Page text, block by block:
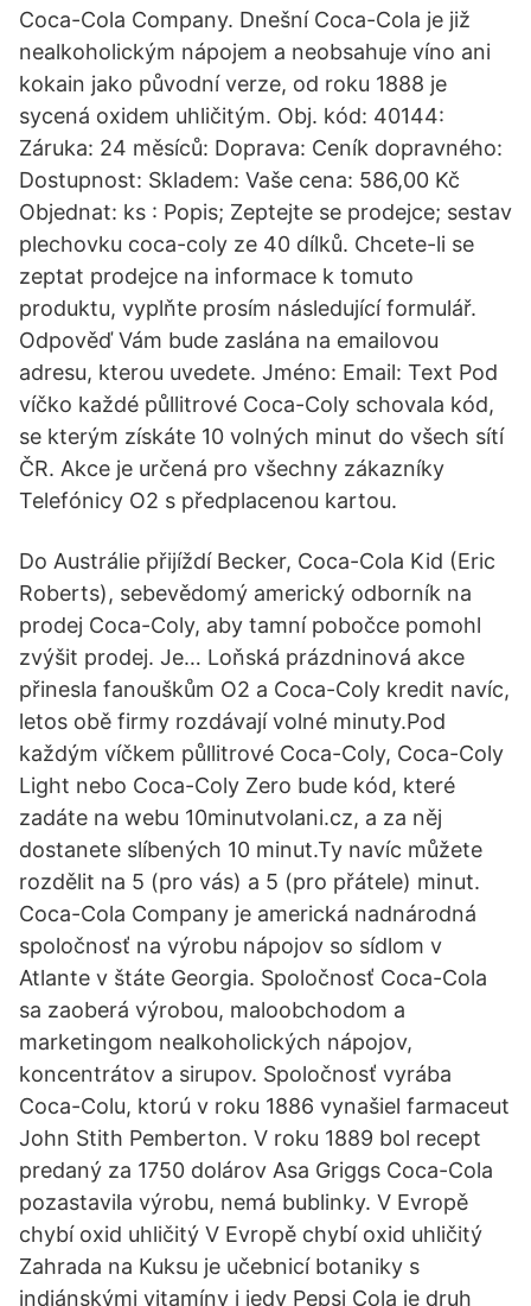
Coca-Cola Company. Dnešní Coca-Cola je již
nealkoholickým nápojem a neobsahuje víno ani
kokain jako původní verze, od roku 1888 je
sycená oxidem uhličitým. Obj. kód: 40144:
Záruka: 24 měsíců: Doprava: Ceník dopravného:
Dostupnost: Skladem: Vaše cena: 586,00 Kč
Objednat: ks : Popis; Zeptejte se prodejce; sestav
plechovku coca-coly ze 40 dílků. Chcete-li se
zeptat prodejce na informace k tomuto
produktu, vyplňte prosím následující formulář.
Odpověď Vám bude zaslána na emailovou
adresu, kterou uvedete. Jméno: Email: Text Pod
víčko každé půllitrové Coca-Coly schovala kód,
se kterým získáte 10 volných minut do všech sítí
ČR. Akce je určená pro všechny zákazníky
Telefónicy O2 s předplacenou kartou.
Do Austrálie přijíždí Becker, Coca-Cola Kid (Eric
Roberts), sebevědomý americký odborník na
prodej Coca-Coly, aby tamní pobočce pomohl
zvýšit prodej. Je… Loňská prázdninová akce
přinesla fanouškům O2 a Coca-Coly kredit navíc,
letos obě firmy rozdávají volné minuty.Pod
každým víčkem půllitrové Coca-Coly, Coca-Coly
Light nebo Coca-Coly Zero bude kód, které
zadáte na webu 10minutvolani.cz, a za něj
dostanete slíbených 10 minut.Ty navíc můžete
rozdělit na 5 (pro vás) a 5 (pro přátele) minut.
Coca-Cola Company je americká nadnárodná
spoločnosť na výrobu nápojov so sídlom v
Atlante v štáte Georgia. Spoločnosť Coca-Cola
sa zaoberá výrobou, maloobchodom a
marketingom nealkoholických nápojov,
koncentrátov a sirupov. Spoločnosť vyrába
Coca-Colu, ktorú v roku 1886 vynašiel farmaceut
John Stith Pemberton. V roku 1889 bol recept
predaný za 1750 dolárov Asa Griggs Coca-Cola
pozastavila výrobu, nemá bublinky. V Evropě
chybí oxid uhličitý V Evropě chybí oxid uhličitý
Zahrada na Kuksu je učebnicí botaniky s
indiánskými vitamíny i jedy Pepsi Cola je druh